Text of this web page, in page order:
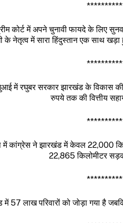
कोर्ट में अपने चुनावी फायदे के लिए
जी के नेतृत्व में सारा हिंदुस्तान एक साथ
में रघुबर सरकार झारखंड के विकास
रुपये तक की वित्तीय
ने झारखंड में केवल 22,000 किमी
22,865 किलोमीटर
57 लाख परिवारों को जोड़ा गया है